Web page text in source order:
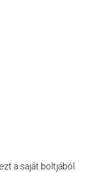
a saját boltjából.